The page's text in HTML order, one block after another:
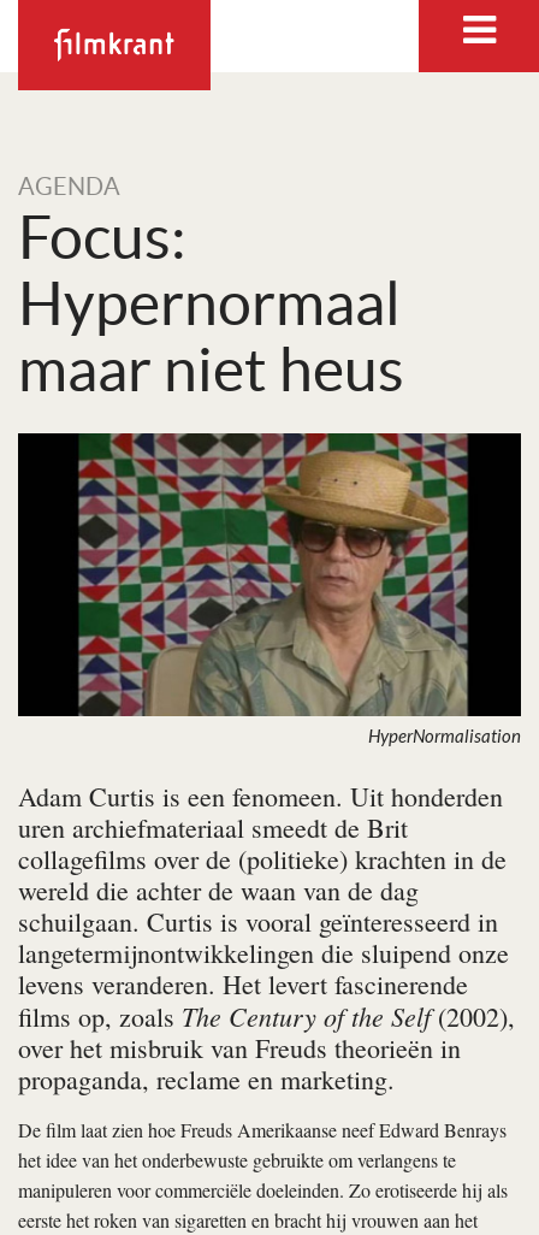
AGENDA
Focus:
Hypernormaal
maar niet heus
HyperNormalisation
Adam Curtis is een fenomeen. Uit honderden
uren archiefmateriaal smeedt de Brit
collagefilms over de (politieke) krachten in de
wereld die achter de waan van de dag
schuilgaan. Curtis is vooral geïnteresseerd in
langetermijnontwikkelingen die sluipend onze
levens veranderen. Het levert fascinerende
films op, zoals The Century of the Self(2002),
over het misbruik van Freuds theorieën in
propaganda, reclame en marketing.
De film laat zien hoe Freuds Amerikaanse neef Edward Benrays
het idee van het onderbewuste gebruikte om verlangens te
manipuleren voor commerciële doeleinden. Zo erotiseerde hij als
eerste het roken van sigaretten en bracht hij vrouwen aan het